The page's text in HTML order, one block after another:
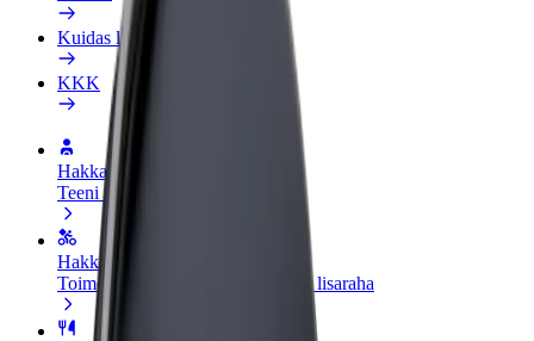
Kuidas liituda
KKK
Hakka juhiks
Teeni siis, kui sulle sobib
Hakka kulleriks
Toimeta tellimused kohale ja teeni lisaraha